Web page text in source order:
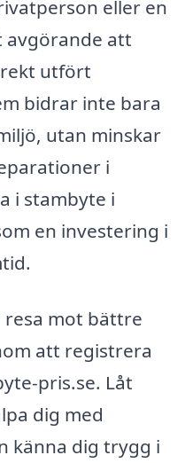
eller en
avgörande att
utfört
bidrar inte bara
utan minskar
i
i stambyte i
en investering i
resa mot bättre
att registrera
pris.se. Låt
dig med
känna dig trygg i